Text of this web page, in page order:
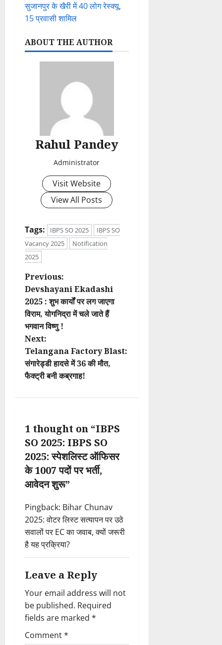
सुजानपुर के खैरी में 40 लोग रेस्क्यू,
15 प्रवासी शामिल
ABOUT THE AUTHOR
Rahul Pandey
Administrator
Visit Website
View All Posts
Tags: IBPS SO 2025
IBPS SO
Vacancy 2025
Notification
2025
P
o
s
t
n
a
i
g
a
t
i
o
n
Previous:
Devshayani Ekadashi
2025 : शुभ कार्यों पर लग जाएगा
विराम, योगनिद्रा में चले जाते हैं
भगवान विष्णु !
Next:
Telangana Factory Blast:
संगारेड्डी हादसे में 36 की मौत,
फैक्ट्री बनी कब्रगाह!
1 thought on “IBPS
SO 2025: IBPS SO
2025: स्पेशलिस्ट ऑफिसर
के 1007 पदों पर भर्ती,
आवेदन शुरू”
Pingback: Bihar Chunav
2025: वोटर लिस्ट सत्यापन पर उठे
सवालों पर EC का जवाब, क्यों जरूरी
है यह प्रक्रिया?
Leave a Reply
Your email address will not
be published. Required
fields are marked *
Comment*